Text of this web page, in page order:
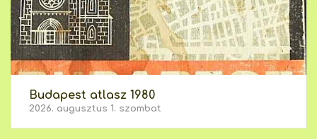
Budapest atlasz 1980
2026. augusztus 1. szombat